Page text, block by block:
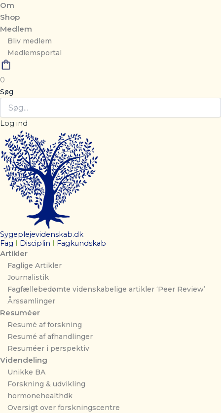
Om
Shop
Medlem
Bliv medlem
Medlemsportal
0
Søg
Log ind
Sygeplejevidenskab.dk
Fag
Disciplin Fagkundskab
Artikler
Faglige Artikler
Journalistik
Fagfællebedømte videnskabelige artikler ‘Peer Review’
Årssamlinger
Resuméer
Resumé af forskning
Resumé af afhandlinger
Resuméer i perspektiv
Videndeling
Unikke BA
Forskning & udvikling
hormonehealthdk
Oversigt over forskningscentre